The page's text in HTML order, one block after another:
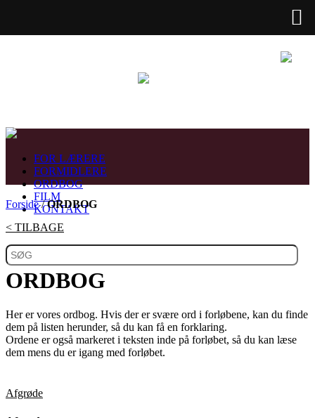
FOR LÆRERE
FORMIDLERE
ORDBOG
FILM
KONTAKT
Forside/ORDBOG
< TILBAGE
ORDBOG
Her er vores ordbog. Hvis der er svære ord i forløbene, kan du finde
dem på listen herunder, så du kan få en forklaring.
Ordene er også markeret i teksten inde på forløbet, så du kan læse
dem mens du er igang med forløbet.
Afgrøde